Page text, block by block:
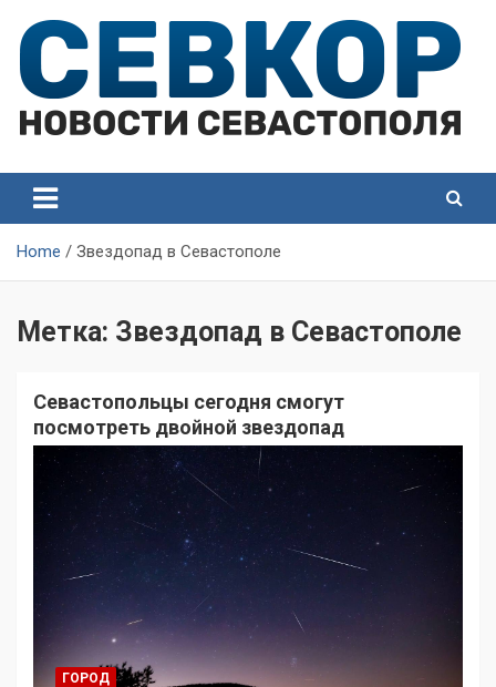
content
Севастополя
Севастополя
Home Звездопад в Севастополе
Метка: Звездопад в Севастополе
Севастопольцы сегодня смогут
посмотреть двойной звездопад
ГОРОД